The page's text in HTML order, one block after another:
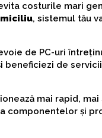
costurile mari
, sistemul tău
de PC-uri
beneficiezi de
mai rapid, mai
componentelor și